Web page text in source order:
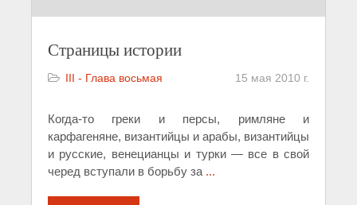
Страницы истории
III - Глава восьмая 15 мая 2010 г.
Когда-то греки и персы, римляне и
карфагеняне, византийцы и арабы, византийцы
и русские, венецианцы и турки — все в свой
черед вступали в борьбу за ...